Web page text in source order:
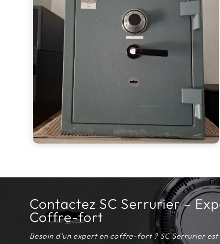
Contactez SC Serrurier –
Coffre-fort
Besoin d’un expert en coffre-fort ? SC Serrurier